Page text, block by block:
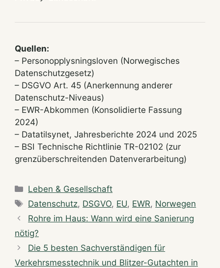
Quellen:
– Personopplysningsloven (Norwegisches
Datenschutzgesetz)
– DSGVO Art. 45 (Anerkennung anderer
Datenschutz-Niveaus)
– EWR-Abkommen (Konsolidierte Fassung
2024)
– Datatilsynet, Jahresberichte 2024 und 2025
– BSI Technische Richtlinie TR-02102 (zur
grenzüberschreitenden Datenverarbeitung)
Categories
Leben & Gesellschaft
Tags
Datenschutz, DSGVO, EU, EWR, Norwegen
Rohre im Haus: Wann wird eine Sanierung
nötig?
Die 5 besten Sachverständigen für
Verkehrsmesstechnik und Blitzer-Gutachten in